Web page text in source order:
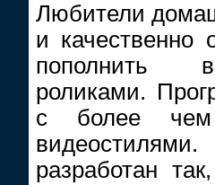
Любители
и качественно
пополнить
роликами.
с более
разработан